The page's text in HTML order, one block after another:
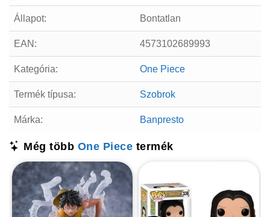
Állapot: Bontatlan
EAN: 4573102689993
Kategória: One Piece
Termék típusa: Szobrok
Márka: Banpresto
Még több One Piece termék